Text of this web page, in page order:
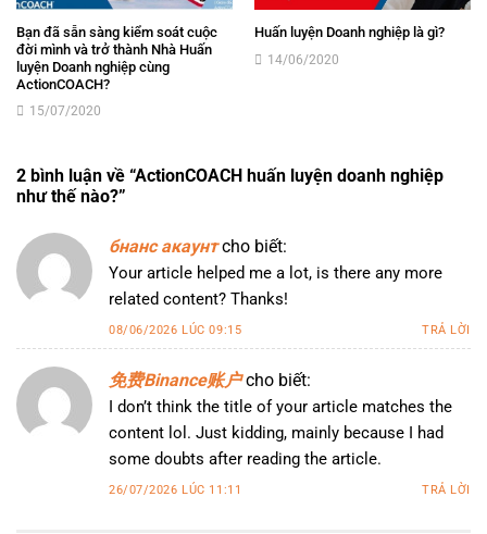
Bạn đã sẵn sàng kiểm soát cuộc
đời mình và trở thành Nhà Huấn
luyện Doanh nghiệp cùng
ActionCOACH?
15/07/2020
Huấn luyện Doanh nghiệp là gì?
14/06/2020
2 bình luận về “ActionCOACH huấn luyện doanh nghiệp
như thế nào?”
бнанс акаунт cho biết:
Your article helped me a lot, is there any more
related content? Thanks!
08/06/2026 LÚC 09:15 TRẢ LỜI
免费Binance账户 cho biết:
I don’t think the title of your article matches the
content lol. Just kidding, mainly because I had
some doubts after reading the article.
26/07/2026 LÚC 11:11 TRẢ LỜI